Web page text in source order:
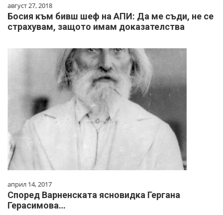
август 27, 2018
Босия към бивш шеф на АПИ: Да ме съди, не се
страхувам, защото имам доказателства
април 14, 2017
Според Варненската ясновидка Гергана
Герасимова…